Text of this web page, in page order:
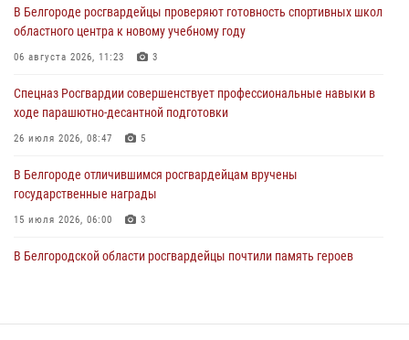
Росгвардия обеспечила общественную безопасность празднования
83-й годовщины освобождения г. Белгорода от немецко -
06 августа 2026, 06:54 3
Офицеры Росгвардии и ветераны войск правопорядка почтили
05 августа 2026, 17:12 2
В Белгороде росгвардейцы проверяют готовность спортивных школ
областного центра к новому учебному году
06 августа 2026, 11:23 3
Спецназ Росгвардии совершенствует профессиональные навыки в
ходе парашютно-десантной подготовки
26 июля 2026, 08:47 5
В Белгороде отличившимся росгвардейцам вручены
государственные награды
15 июля 2026, 06:00 3
В Белгородской области росгвардейцы почтили память героев